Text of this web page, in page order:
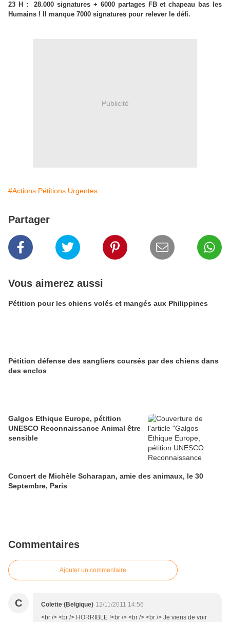
23 H : 28.000 signatures + 6000 partages FB et chapeau bas les
Humains ! Il manque 7000 signatures pour relever le défi.
Publicité
#Actions Pétitions Urgentes
Partager
Vous aimerez aussi
Pétition pour les chiens volés et mangés aux Philippines
Pétition défense des sangliers coursés par des chiens dans
des enclos
Galgos Ethique Europe, pétition
UNESCO Reconnaissance Animal être
sensible
Concert de Michèle Scharapan, amie des animaux, le 30
Septembre, Paris
Commentaires
Ajouter un commentaire
C Colette (Belgique) 12/11/2011 14:56
<br /> <br /> HORRIBLE !<br /> <br /> <br /> Je viens de voir